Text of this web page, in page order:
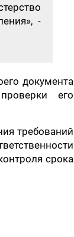
-
документа
его
требований
срока